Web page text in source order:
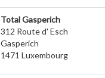
Total Gasperich
312 Route d' Esch
Gasperich
1471 Luxembourg